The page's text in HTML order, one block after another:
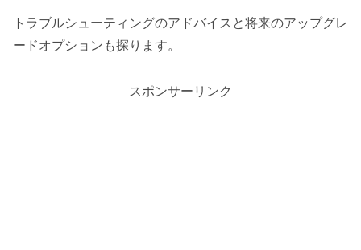
トラブルシューティングのアドバイスと将来のアップグレ
ードオプションも探ります。
スポンサーリンク